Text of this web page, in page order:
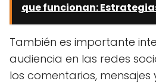
que funcionan:
También es importante
audiencia en las redes
los comentarios, mensajes